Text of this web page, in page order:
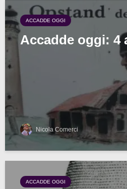
ACCADDE OGGI
Accadde oggi: 4
Nicola Comerci
ACCADDE OGGI